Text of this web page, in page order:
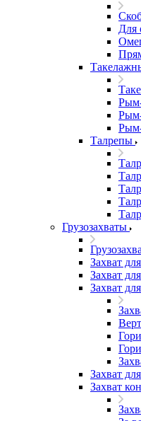
Для
Талрепы
Грузозахваты
Захват
Захват
Захват
Захват
Захват